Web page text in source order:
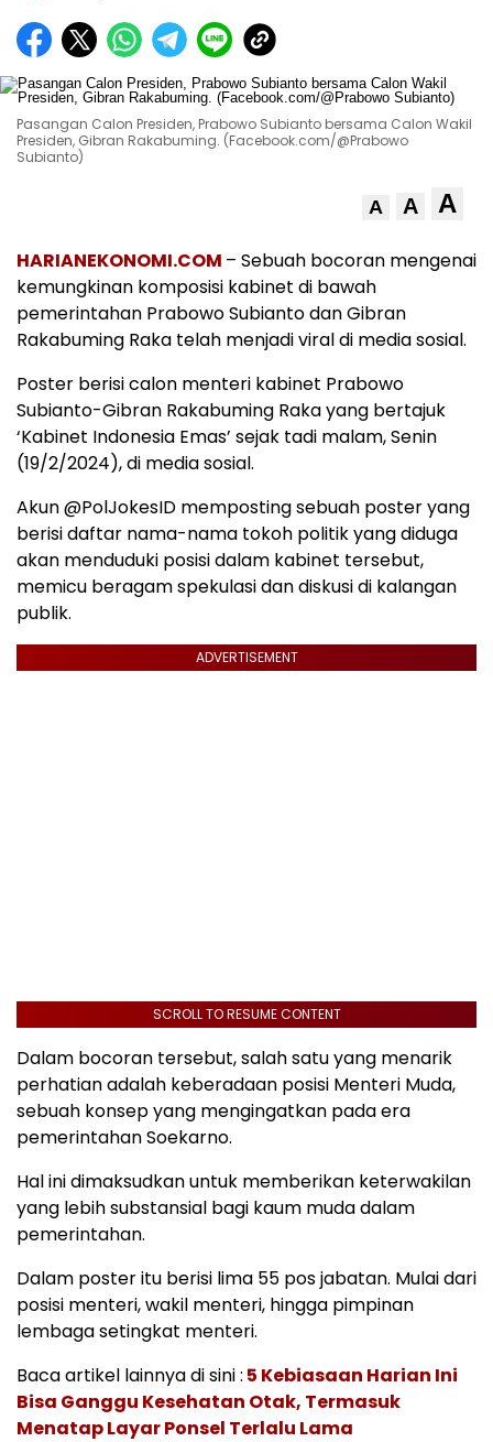
Pasangan Calon Presiden, Prabowo Subianto bersama Calon Wakil
Presiden, Gibran Rakabuming. (Facebook.com/@Prabowo
Subianto)
A A A
HARIANEKONOMI.COM – Sebuah bocoran mengenai
kemungkinan komposisi kabinet di bawah
pemerintahan Prabowo Subianto dan Gibran
Rakabuming Raka telah menjadi viral di media sosial.
Poster berisi calon menteri kabinet Prabowo
Subianto-Gibran Rakabuming Raka yang bertajuk
‘Kabinet Indonesia Emas’ sejak tadi malam, Senin
(19/2/2024), di media sosial.
Akun @PolJokesID memposting sebuah poster yang
berisi daftar nama-nama tokoh politik yang diduga
akan menduduki posisi dalam kabinet tersebut,
memicu beragam spekulasi dan diskusi di kalangan
publik.
ADVERTISEMENT
SCROLL TO RESUME CONTENT
Dalam bocoran tersebut, salah satu yang menarik
perhatian adalah keberadaan posisi Menteri Muda,
sebuah konsep yang mengingatkan pada era
pemerintahan Soekarno.
Hal ini dimaksudkan untuk memberikan keterwakilan
yang lebih substansial bagi kaum muda dalam
pemerintahan.
Dalam poster itu berisi lima 55 pos jabatan. Mulai dari
posisi menteri, wakil menteri, hingga pimpinan
lembaga setingkat menteri.
Baca artikel lainnya di sini : 5 Kebiasaan Harian Ini
Bisa Ganggu Kesehatan Otak, Termasuk
Menatap Layar Ponsel Terlalu Lama